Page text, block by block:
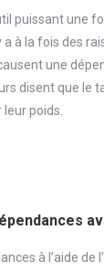
puissant une
a à la fois des
une
disent que le
poids.
à l’aide